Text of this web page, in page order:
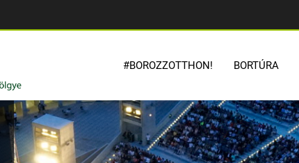
#BOROZZOTTHON! BORTÚRA